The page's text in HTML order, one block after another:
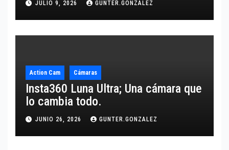
JULIO 9, 2026 GUNTER.GONZALEZ
Action Cam Cámaras
Insta360 Luna Ultra; Una cámara que
lo cambia todo.
JUNIO 26, 2026 GUNTER.GONZALEZ